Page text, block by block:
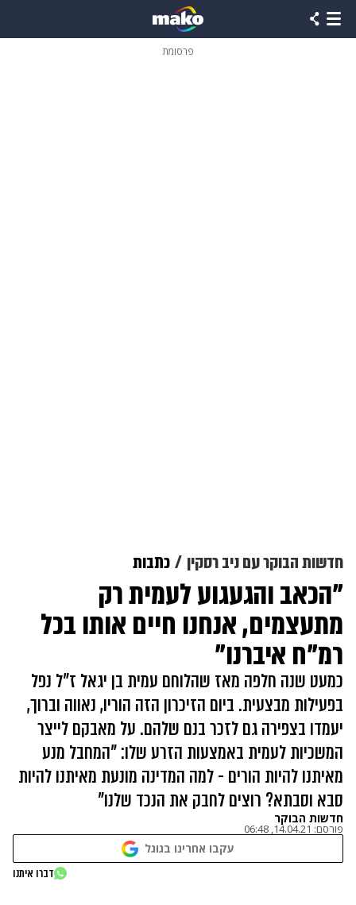
פרסומת
חדשות הבוקר עם ניב רסקין כתבות
"הכאב והגעגוע לעמית רק
מתעצמים, אנחנו חיים אותו בכל
רמ"ח איברנו"
כמעט שנה חלפה מאז שהלוחם עמית בן יגאל ז"ל נפל
בפעילות מבצעית. ביום הזיכרון הזה הוריו, נאווה וברוך,
יעמדו בצפירה גם לזכר בנם שלהם. על מאבקם לייצר
המשכיות לעמית באמצעות הזרע שלו: "המחבל מנע
מאיתנו להיות הורים - למה המדינה מונעת מאיתנו להיות
סבא וסבתא? רוצים לחבק את הנכד שלנו"
חדשות הבוקר
פורסם: 14.04.21, 06:48
עקבו אחרינו בגוגל
נתקלנו בבעיה
דברו איתנו